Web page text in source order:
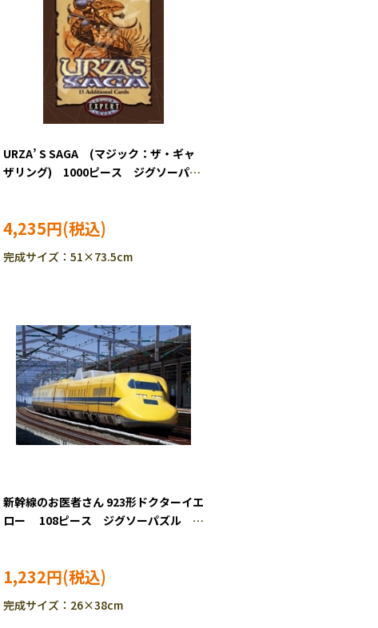
URZA’ S SAGA (マジック：ザ・ギャ
ザリング) 1000ピース ジグソーパズ
4,235円
完成サイズ：51×73.5cm
新幹線のお医者さん 923形ドクターイエ
ロー 108ピース ジグソーパズル
1,232円
完成サイズ：26×38cm